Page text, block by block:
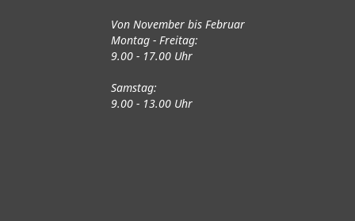
Von November bis Februar
Montag - Freitag:
9.00 - 17.00 Uhr
Samstag:
9.00 - 13.00 Uhr